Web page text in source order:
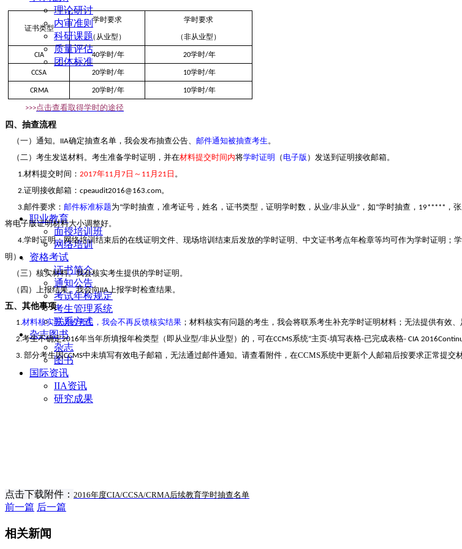
理论研讨
内审准则
科研课题
质量评估
团体标准
职业教育
面授培训班
网络培训
资格考试
证书简介
通知公告
考试年检规定
考生管理系统
联系方式
杂志图书
杂志
图书
国际资讯
IIA资讯
研究成果
证书类型
学时要求
（从业型）
学时要求
（非从业型）
CIA 40学时/年 20学时/年
CCSA 20学时/年 10学时/年
CRMA 20学时/年 10学时/年
>>>点击查看取得学时的途径
四、抽查流程
（一）通知。
IIA确定抽查名单，我会发布抽查公告、 邮件通知被抽查考生。
（二）考生发送材料。考生准备学时证明，并在材料提交时间内将学时证明 （ 电子版 ）发送到证明接收邮箱。
1.材料提交时间： 2017年11 月 7 日～ 11 月 21 日 。
2.证明接收邮箱： cpeaudit2016@163.com。
3.邮件要求： 邮件标准标题为“学时抽查，准考证号，姓名，证书类型，证明学时数，从业/非从业” ， 如“学时抽查， 19***** ，
将电子版证明材料大小调整好。
4.学时证明：网络培训结束后的在线证明文件、现场培训结束后发放的学时证明、中文证书考点年检章等均可作为学时证明；
明）。
（三）核实材料。我会核实考生提供的学时证明。
（四）上报结果。我会向IIA上报学时检查结果。
五、其他事项
1.材料核实无误的考生，我会不再反馈核实结果 ；材料核实有问题的考生，我会将联系考生补充学时证明材料；无法提供有效
2.考生不确定2016年当年所填报年检类型（即从业型/非从业型）的，可在CCMS系统“主页-填写表格-已完成表格- CIA
3. 部分考生因CCMS中未填写有效电子邮箱，无法通过邮件通知。请查看附件，在CCMS系统中更新个人邮箱后按要求正常提交材
点击下载附件： 2016年度CIA/CCSA/CRMA后续教育学时抽查名单
前一篇 后一篇
相关新闻